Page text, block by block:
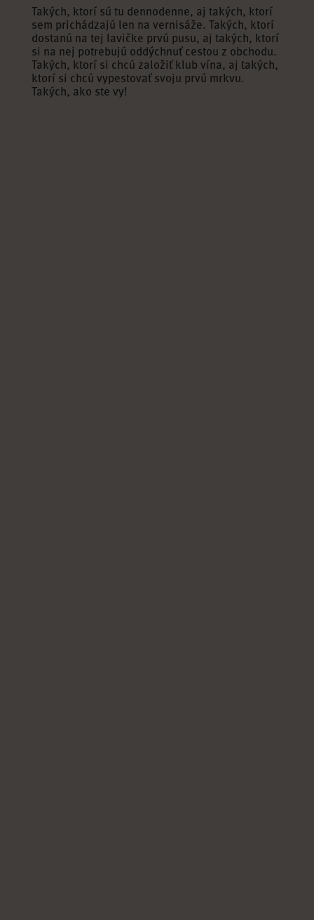
Takých, ktorí sú tu dennodenne, aj takých, ktorí
sem prichádzajú len na vernisáže. Takých, ktorí
dostanú na tej lavičke prvú pusu, aj takých, ktorí
si na nej potrebujú oddýchnuť cestou z obchodu.
Takých, ktorí si chcú založiť klub vína, aj takých,
ktorí si chcú vypestovať svoju prvú mrkvu.
Takých, ako ste vy!
03/04
03/04
03/04
03/04